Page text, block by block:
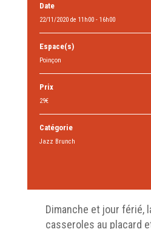
Date
22/11/2020 de 11h00 - 16h00
Espace(s)
Poinçon
Prix
29€
Catégorie
Jazz Brunch
Dimanche et jour férié,
casseroles au placard